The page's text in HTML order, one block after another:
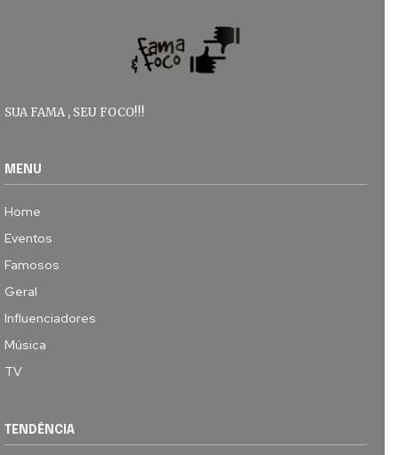
SUA FAMA , SEU FOCO!!!
MENU
Home
Eventos
Famosos
Geral
Influenciadores
Música
TV
TENDÊNCIA